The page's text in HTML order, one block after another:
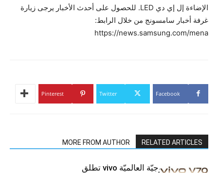
الإضاءة إل إي دي LED. للحصول على أحدث الأخبار يرجى زيارة
غرفة أخبار سامسونج من خلال الرابط:
https://news.samsung.com/mena
Facebook
Twitter
Pinterest
RELATED ARTICLES
MORE FROM AUTHOR
العلامة التّكنولوجيّة العالميّة vivo تطلق